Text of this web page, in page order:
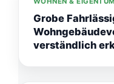
Grobe
verständlich